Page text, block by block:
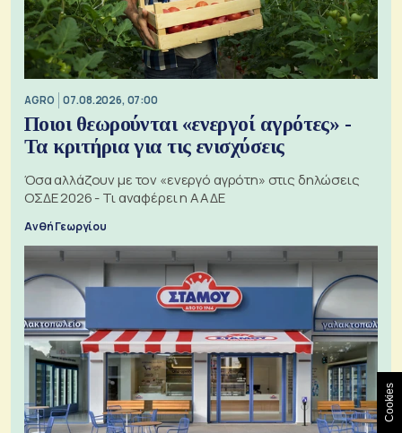
AGRO 07.08.2026, 07:00
Ποιοι θεωρούνται «ενεργοί αγρότες» -
Τα κριτήρια για τις ενισχύσεις
Όσα αλλάζουν με τον «ενεργό αγρότη» στις δηλώσεις
ΟΣΔΕ 2026 - Τι αναφέρει η ΑΑΔΕ
Ανθή Γεωργίου
Cookies